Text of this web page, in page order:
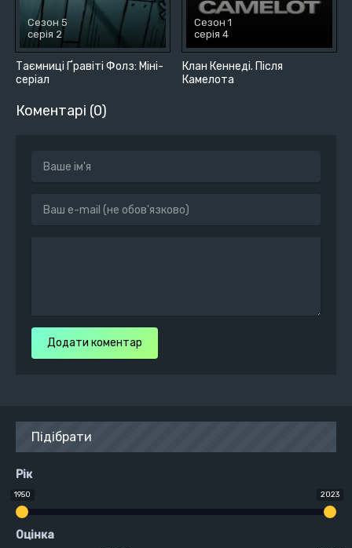
Таємниці Ґравіті Фолз: Міні-
серіал
Сезон 5
серія 2
Клан Кеннеді. Після
Камелота
Сезон 1
серія 4
Коментарі (0)
Додати коментар
Підібрати
Рік
1950 2023
Оцінка